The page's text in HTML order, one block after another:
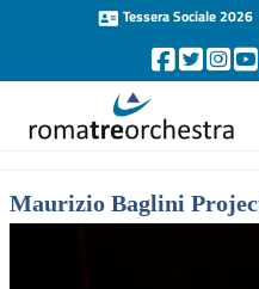
Tessera Sociale 2026
Maurizio Baglini